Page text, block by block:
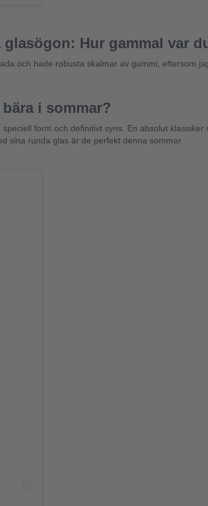
Hur gammal var
och hade robusta skalmar av gummi, eftersom
i sommar?
speciell form och definitivt syns. En absolut
sina runda glas är de perfekt denna sommar.